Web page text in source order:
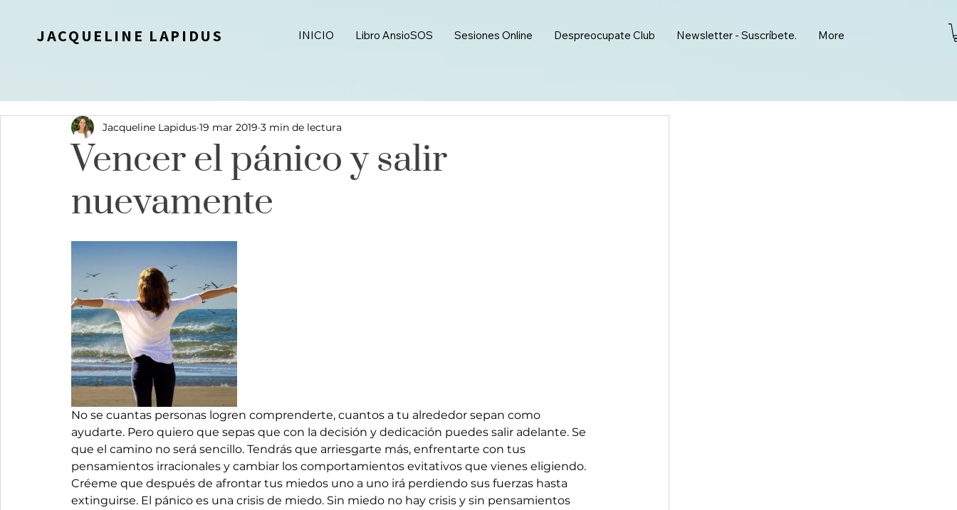
INICIO Libro AnsioSOS Sesiones Online Despreocupate Club Newsletter - Suscríbete. More
JACQUELINE LAPIDUS
Vencer el pánico y salir
nuevamente
Jacqueline Lapidus 19 mar 2019 3 min de lectura
No se cuantas personas logren comprenderte, cuantos a tu alrededor sepan como
ayudarte. Pero quiero que sepas que con la decisión y dedicación puedes salir adelante. Se
que el camino no será sencillo. Tendrás que arriesgarte más, enfrentarte con tus
pensamientos irracionales y cambiar los comportamientos evitativos que vienes eligiendo.
Créeme que después de afrontar tus miedos uno a uno irá perdiendo sus fuerzas hasta
extinguirse. El pánico es una crisis de miedo. Sin miedo no hay crisis y sin pensamientos